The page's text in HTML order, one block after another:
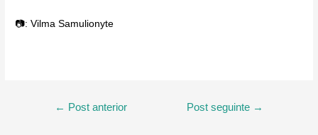
📷: Vilma Samulionyte
Navegação
← Post anterior Post seguinte →